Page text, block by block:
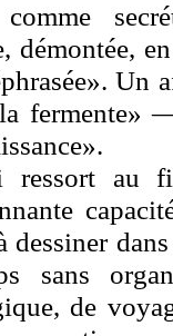
comme
démontée,
fermente»
ressort au
dessiner
sans
de